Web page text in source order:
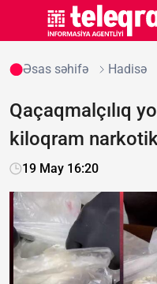
Əsas səhifə Hadisə
Qaçaqmalçılıq
kiloqram
19 May 16:20